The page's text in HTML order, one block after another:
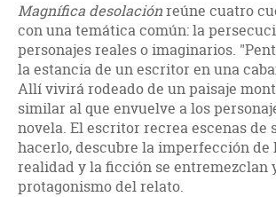
Magnífica desolaciónreúne cuatro
con una temática común: la
personajes reales o imaginarios.
la estancia de un escritor en una
Allí vivirá rodeado de un paisaje
similar al que envuelve a los
novela. El escritor recrea escenas de
hacerlo, descubre la imperfección de
realidad y la ficción se entremezclan
protagonismo del relato.